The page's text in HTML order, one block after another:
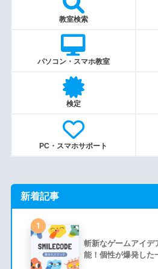
教室検索
パソコン・スマホ教室
検定
PC・スマホサポート
新着記事
1
斬新なゲームアイデ
能！個性が爆発した